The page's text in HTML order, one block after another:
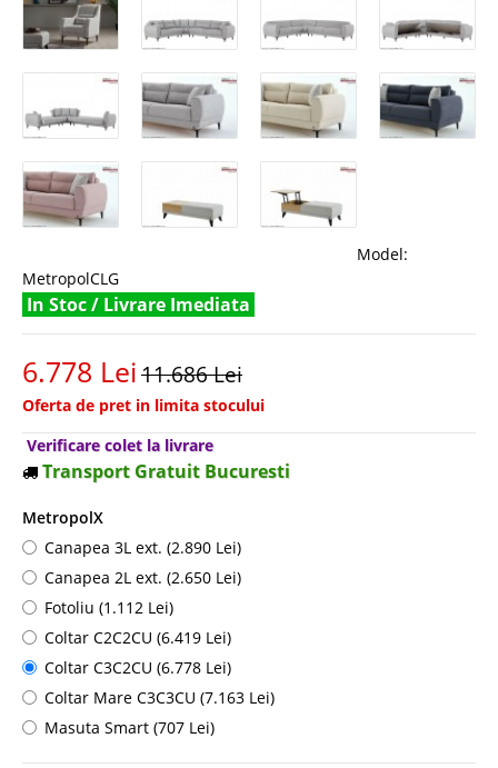
Model:
MetropolCLG
In Stoc / Livrare Imediata
6.778 Lei11.686 Lei
Oferta de pret in limita stocului
Verificare colet la livrare
Transport Gratuit Bucuresti
MetropolX
Canapea 3L ext. (2.890 Lei)
Canapea 2L ext. (2.650 Lei)
Fotoliu (1.112 Lei)
Coltar C2C2CU (6.419 Lei)
Coltar C3C2CU (6.778 Lei)
Coltar Mare C3C3CU (7.163 Lei)
Masuta Smart (707 Lei)